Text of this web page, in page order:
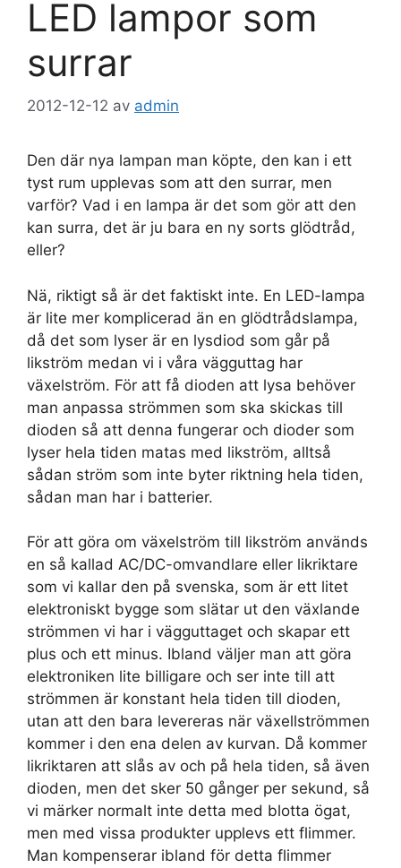
LED lampor som
surrar
2012-12-12 av admin
Den där nya lampan man köpte, den kan i ett
tyst rum upplevas som att den surrar, men
varför? Vad i en lampa är det som gör att den
kan surra, det är ju bara en ny sorts glödtråd,
eller?
Nä, riktigt så är det faktiskt inte. En LED-lampa
är lite mer komplicerad än en glödtrådslampa,
då det som lyser är en lysdiod som går på
likström medan vi i våra vägguttag har
växelström. För att få dioden att lysa behöver
man anpassa strömmen som ska skickas till
dioden så att denna fungerar och dioder som
lyser hela tiden matas med likström, alltså
sådan ström som inte byter riktning hela tiden,
sådan man har i batterier.
För att göra om växelström till likström används
en så kallad AC/DC-omvandlare eller likriktare
som vi kallar den på svenska, som är ett litet
elektroniskt bygge som slätar ut den växlande
strömmen vi har i vägguttaget och skapar ett
plus och ett minus. Ibland väljer man att göra
elektroniken lite billigare och ser inte till att
strömmen är konstant hela tiden till dioden,
utan att den bara levereras när växellströmmen
kommer i den ena delen av kurvan. Då kommer
likriktaren att slås av och på hela tiden, så även
dioden, men det sker 50 gånger per sekund, så
vi märker normalt inte detta med blotta ögat,
men med vissa produkter upplevs ett flimmer.
Man kompenserar ibland för detta flimmer